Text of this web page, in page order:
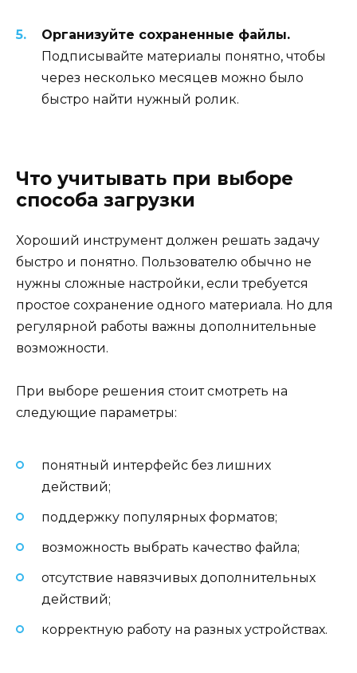
Организуйте сохраненные файлы.
Подписывайте материалы понятно, чтобы
через несколько месяцев можно было
быстро найти нужный ролик.
Что учитывать при выборе
способа загрузки
Хороший инструмент должен решать задачу
быстро и понятно. Пользователю обычно не
нужны сложные настройки, если требуется
простое сохранение одного материала. Но для
регулярной работы важны дополнительные
возможности.
При выборе решения стоит смотреть на
следующие параметры:
понятный интерфейс без лишних
действий;
поддержку популярных форматов;
возможность выбрать качество файла;
отсутствие навязчивых дополнительных
действий;
корректную работу на разных устройствах.